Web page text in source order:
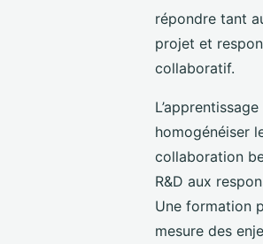
répondre tant
projet et
collaboratif.
homogénéiser
collaboration
R&D aux
Une formation
mesure des